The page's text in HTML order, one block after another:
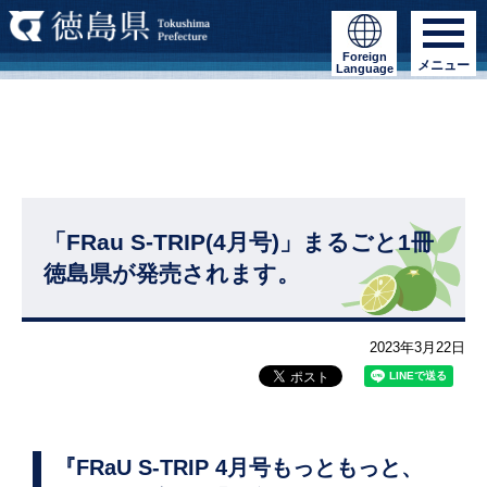
Foreign
Language
メニュー
「FRau S-TRIP(4月号)」まるごと1冊
徳島県が発売されます。
2023年3月22日
『FRaU S-TRIP 4月号もっともっと、